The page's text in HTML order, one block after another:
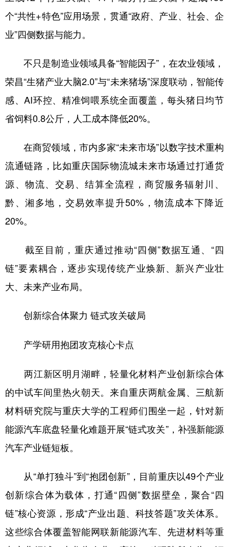
个“共性+特色”应用场景，贯通“政府、产业、社会、企
业”四侧数据与能力。
不只是制造业领域具备“智能因子”，在农业领域，
荣昌“生猪产业大脑2.0”与“未来猪场”深度联动，智能传
感、AI环控、精准饲喂系统全面覆盖，每头猪日均节
省饲料0.8公斤，人工成本降低20%。
在商贸领域，市内多家“未来市场”以数字技术重构
流通链路，比如重庆国际物流城未来市场通过打通货
源、物流、交易、结算全流程，商贸服务辐射川、
黔、湘多地，交易效率提升50%，物流成本下降近
20%。
截至目前，重庆通过推动“四侧”数据互通、“四
链”要素耦合，逐步实现传统产业焕新、新兴产业壮
大、未来产业布局。
创新综合体聚力 链式攻关破局
产学研用抱团攻克核心卡点
两江新区明月湖畔，轻量化材料产业创新综合体
的中试车间里热火朝天。来自重庆两航金属、三航新
材料研究院与重庆大学的工程师们围坐一起，针对新
能源汽车底盘轻量化难题开展“链式攻关”，补强新能源
汽车产业链短板。
从“单打独斗”到“抱团创新”，目前重庆以49个产业
创新综合体为载体，打通“四侧”数据壁垒，聚合“四
链”核心资源，形成“产业出题、科技答题”攻关体系。
这些综合体覆盖智能网联新能源汽车、先进材料等重